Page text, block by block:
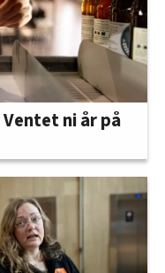
ni år på